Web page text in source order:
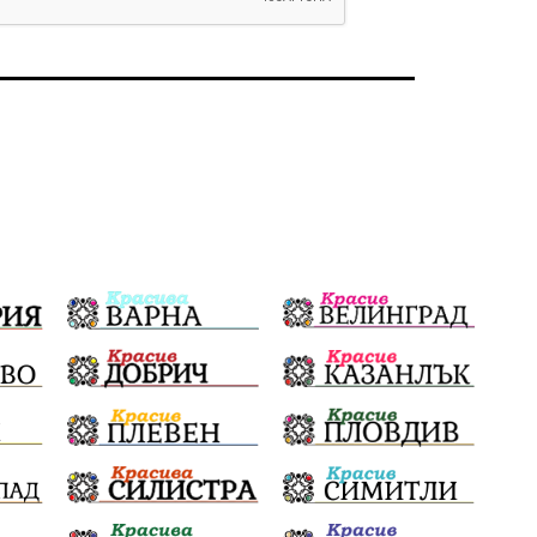
София Софийски общински съвет
катастрофа Любов
съвет Величие
Образование Борисов